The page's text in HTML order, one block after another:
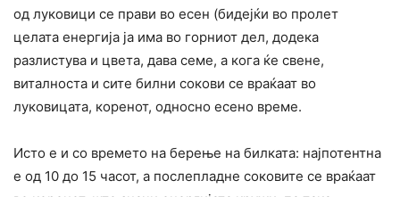
од луковици се прави во есен (бидејќи во пролет
целата енергија ја има во горниот дел, додека
разлистува и цвета, дава семе, а кога ќе свене,
виталноста и сите билни сокови се враќаат во
луковицата, коренот, односно есено време.
Исто е и со времето на берење на билката: најпотентна
е од 10 до 15 часот, а послепладне соковите се враќаат